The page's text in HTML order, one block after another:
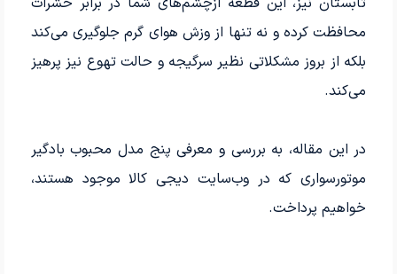
محافظت کرده و نه تنها از وزش هوای گرم جلوگیری می‌کند
بلکه از بروز مشکلاتی نظیر سرگیجه و حالت تهوع نیز پرهیز
می‌کند.
در این مقاله، به بررسی و معرفی پنج مدل محبوب بادگیر
موتورسواری که در وب‌سایت دیجی کالا موجود هستند،
خواهیم پرداخت.